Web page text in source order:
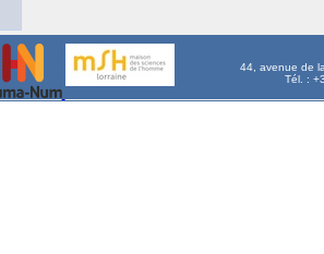
44, avenue de
Tél. :